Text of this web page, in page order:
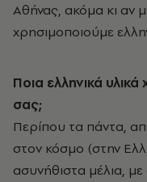
Αθήνας, ακόμα κι αν
χρησιμοποιούμε
Ποια ελληνικά υλικά
σας;
Περίπου τα πάντα,
στον κόσμο (στην
ασυνήθιστα μέλια,